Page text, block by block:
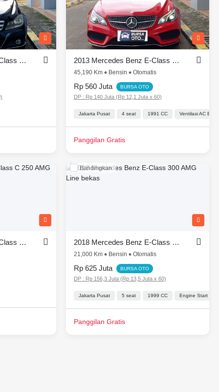
2013 Mercedes Benz C-Class Sedan C 200 CGI Avantgarde 2013 Mercedes Benz E-Class Coupe E 250 AMG
45,190 Km Bensin Otomatis
Rp 560 Juta BURSA OTO
DP : Rp 140 Juta (Rp 12,1 Juta x 60)
Jakarta Pusat 4 seat 1991 CC Ventilasi AC
Panggilan Gratis
Lingkar kemudi Dengan Tombol Multi Fungsi Automatic Climate Control
2010 Mercedes Benz C-Class C 250 AMG AT
Bandingkan
2018 Mercedes Benz E-Class 300 AMG Line
21,000 Km Bensin Otomatis
Rp 625 Juta BURSA OTO
DP : Rp 156,3 Juta (Rp 13,5 Juta x 60)
Jakarta Pusat 5 seat 1999 CC Engine Start
Panggilan Gratis